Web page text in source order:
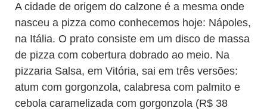
A cidade de origem do calzone é a mesma onde
nasceu a pizza como conhecemos hoje: Nápoles,
na Itália. O prato consiste em um disco de massa
de pizza com cobertura dobrado ao meio. Na
pizzaria Salsa, em Vitória, sai em três versões:
atum com gorgonzola, calabresa com palmito e
cebola caramelizada com gorgonzola (R$ 38